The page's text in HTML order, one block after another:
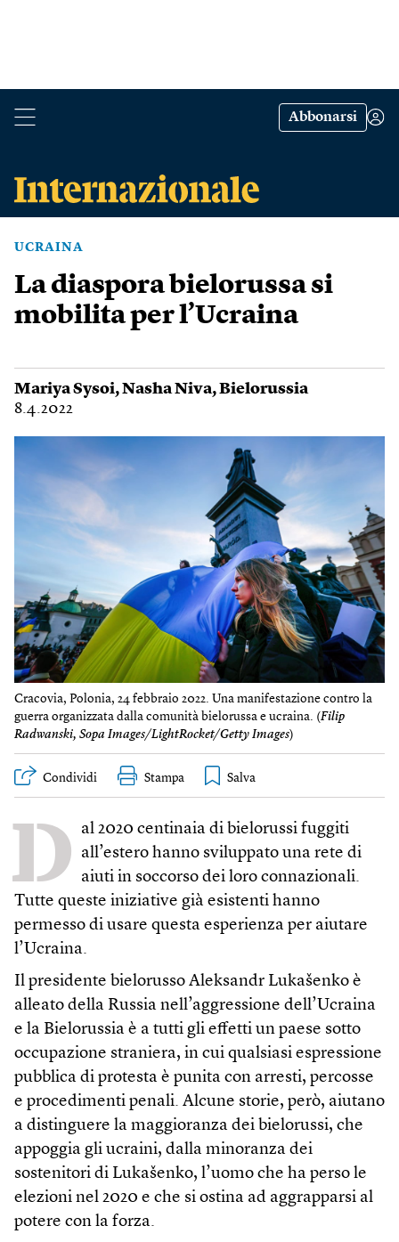
Abbonarsi
UCRAINA
La diaspora bielorussa si
mobilita per l’Ucraina
Mariya Sysoi,Nasha Niva,Bielorussia
8.4.2022
Cracovia, Polonia, 24 febbraio 2022. Una manifestazione contro la
guerra organizzata dalla comunità bielorussa e ucraina. (Filip
Radwanski, Sopa Images/LightRocket/Getty Images)
Condividi Stampa
D
al 2020 centinaia di bielorussi fuggiti
all’estero hanno sviluppato una rete di
aiuti in soccorso dei loro connazionali.
Tutte queste iniziative già esistenti hanno
permesso di usare questa esperienza per aiutare
l’Ucraina.
Il presidente bielorusso Aleksandr Lukašenko è
alleato della Russia nell’aggressione dell’Ucraina
e la Bielorussia è a tutti gli effetti un paese sotto
occupazione straniera, in cui qualsiasi espressione
pubblica di protesta è punita con arresti, percosse
e procedimenti penali. Alcune storie, però, aiutano
a distinguere la maggioranza dei bielorussi, che
appoggia gli ucraini, dalla minoranza dei
sostenitori di Lukašenko, l’uomo che ha perso le
elezioni nel 2020 e che si ostina ad aggrapparsi al
potere con la forza.